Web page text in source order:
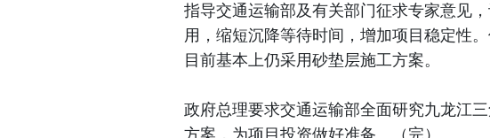
指导交通运输部及有关部门征求专家意见
用，缩短沉降等待时间，增加项目稳定性
目前基本上仍采用砂垫层施工方案。
政府总理要求交通运输部全面研究九龙江
方案，为项目投资做好准备。（完）